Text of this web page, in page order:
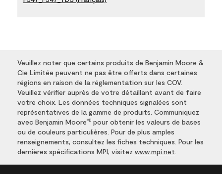
Veuillez noter que certains produits de Benjamin Moore &
Cie Limitée peuvent ne pas être offerts dans certaines
régions en raison de la réglementation sur les COV.
Veuillez vérifier auprès de votre détaillant avant de faire
votre choix. Les données techniques signalées sont
représentatives de la gamme de produits. Communiquez
avec Benjamin Moore MD pour obtenir les valeurs de bases
ou de couleurs particulières. Pour de plus amples
renseignements, consultez les fiches techniques. Pour les
dernières spécifications MPI, visitez www.mpi.net